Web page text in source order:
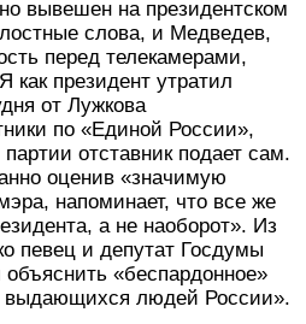
вывешен на президентском
слова, и Медведев,
перед телекамерами,
как президент утратил
от Лужкова
по «Единой России»,
отставник подает сам.
оценив «значимую
напоминает, что все же
а не наоборот». Из
певец и депутат Госдумы
«беспардонное»
выдающихся людей России».